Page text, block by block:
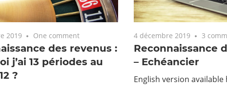
2019 One comment
des revenus :
j’ai 13 périodes au
?
4 décembre 2019 3
Reconnaissance
– Echéancier
English version available